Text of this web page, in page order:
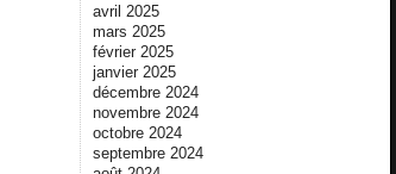
avril 2025
mars 2025
février 2025
janvier 2025
décembre 2024
novembre 2024
octobre 2024
septembre 2024